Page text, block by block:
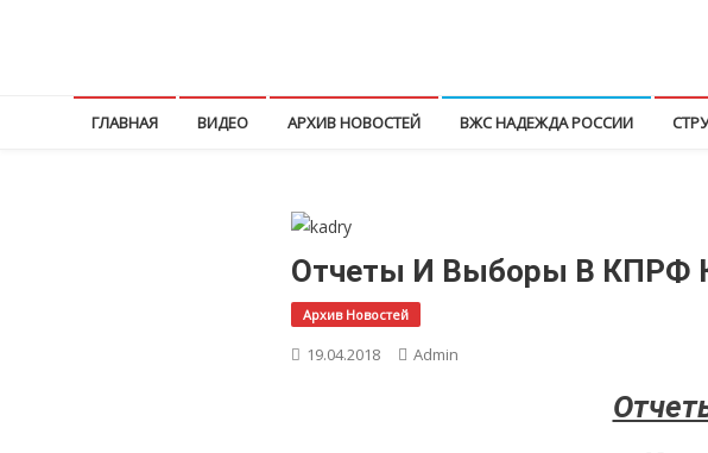
ГЛАВНАЯ ВИДЕО АРХИВ НОВОСТЕЙ ВЖС НАДЕЖДА РОССИИ
Отчеты И Выборы В КПРФ
Архив Новостей
19.04.2018 Admin